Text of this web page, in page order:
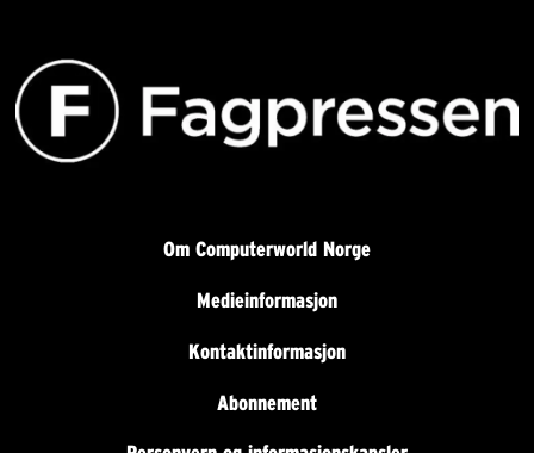
Om Computerworld Norge
Medieinformasjon
Kontaktinformasjon
Abonnement